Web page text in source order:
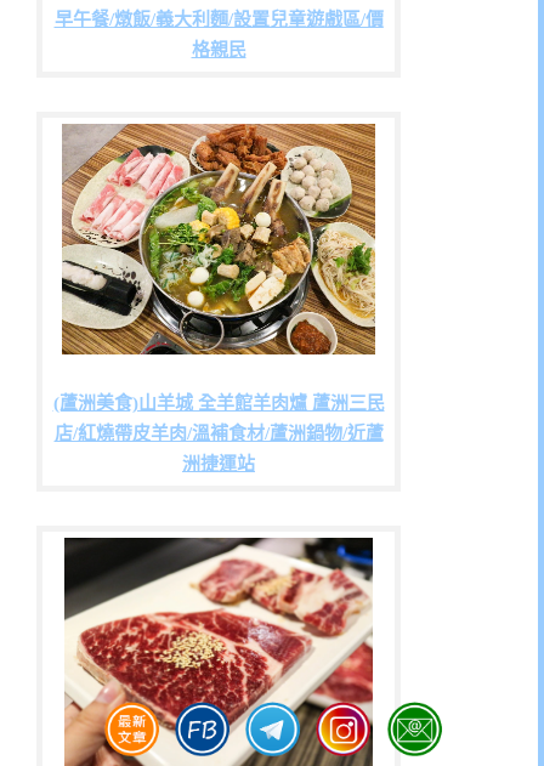
早午餐/燉飯/義大利麵/設置兒童遊戲區/價
格親民
(蘆洲美食)山羊城 全羊館羊肉爐 蘆洲三民
店/紅燒帶皮羊肉/溫補食材/蘆洲鍋物/近蘆
洲捷運站